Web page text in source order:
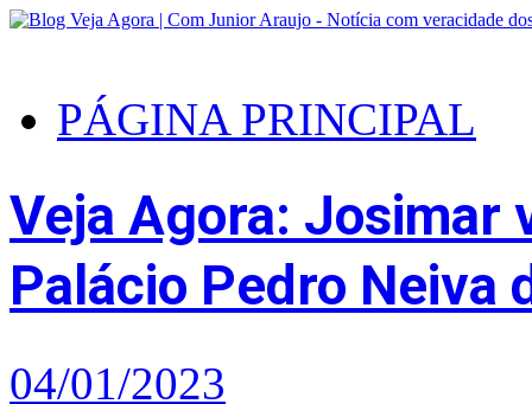
PÁGINA PRINCIPAL
Veja Agora: Josimar
Palácio Pedro Neiva
04/01/2023